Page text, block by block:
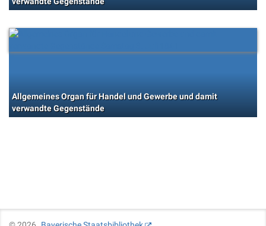
Allgemeines Organ für Handel und Gewerbe und damit
verwandte Gegenstände